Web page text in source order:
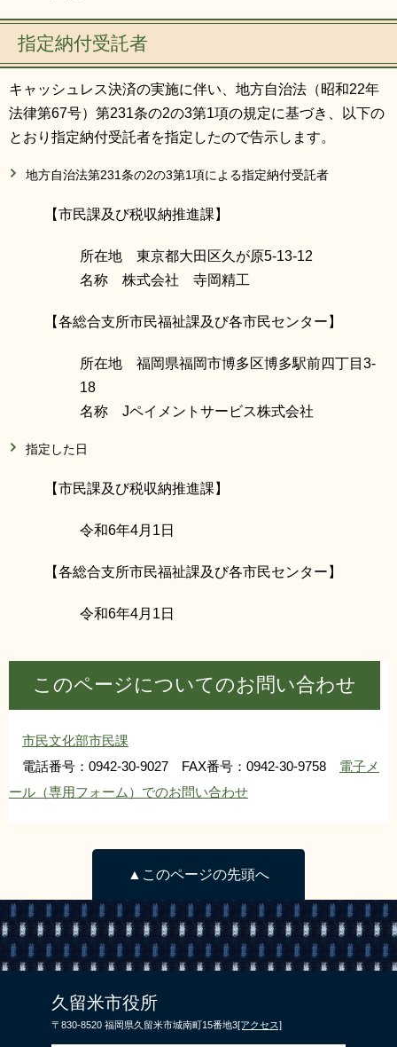
指定納付受託者
キャッシュレス決済の実施に伴い、地方自治法（昭和22年
法律第67号）第231条の2の3第1項の規定に基づき、以下の
とおり指定納付受託者を指定したので告示します。
地方自治法第231条の2の3第1項による指定納付受託者
【市民課及び税収納推進課】
所在地 東京都大田区久が原5-13-12
名称 株式会社 寺岡精工
【各総合支所市民福祉課及び各市民センター】
所在地 福岡県福岡市博多区博多駅前四丁目3-
18
名称 Jペイメントサービス株式会社
指定した日
【市民課及び税収納推進課】
令和6年4月1日
【各総合支所市民福祉課及び各市民センター】
令和6年4月1日
このページについてのお問い合わせ
市民文化部市民課
電話番号：0942-30-9027 FAX番号：0942-30-9758 電子メ
ール（専用フォーム）でのお問い合わせ
▲このページの先頭へ
久留米市役所
〒830-8520 福岡県久留米市城南町15番地3[アクセス]